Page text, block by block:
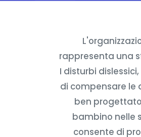
rappresenta una
I disturbi
di compensare le
ben
bambino nelle
consente di